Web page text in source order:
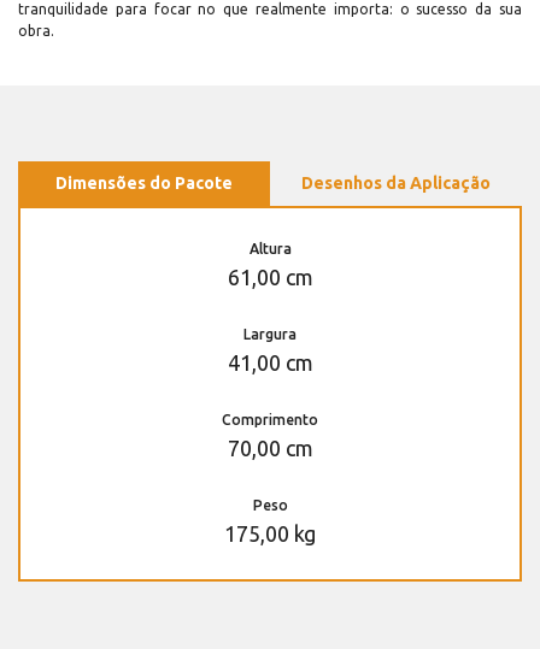
tranquilidade para focar no que realmente importa: o sucesso da sua
obra.
Dimensões do Pacote Desenhos da Aplicação
Altura
61,00 cm
Largura
41,00 cm
Comprimento
70,00 cm
Peso
175,00 kg